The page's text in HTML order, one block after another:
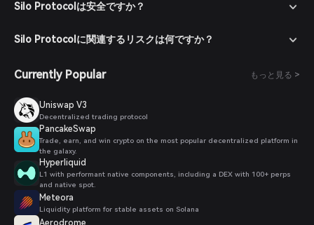
Silo Protocolは安全ですか？
Silo Protocolに関連するリスクは何ですか？
Currently Popular もっと見る >
Uniswap V3
Decentralized trading protocol
PancakeSwap
Trade, earn, and win crypto on the most popular decentralized platform in
the galaxy.
Hyperliquid
L1 with performant native components, including a DEX with 100+ perps
and native spot.
Meteora
Liquidity platform for stable assets on Solana
Aerodrome